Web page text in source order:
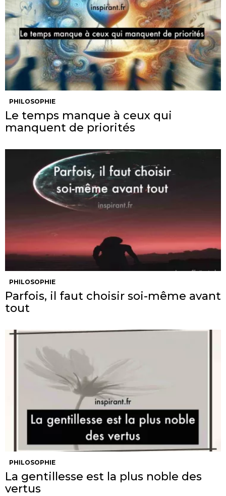
PHILOSOPHIE
Le temps manque à ceux qui
manquent de priorités
PHILOSOPHIE
Parfois, il faut choisir soi-même avant
tout
PHILOSOPHIE
La gentillesse est la plus noble des
vertus